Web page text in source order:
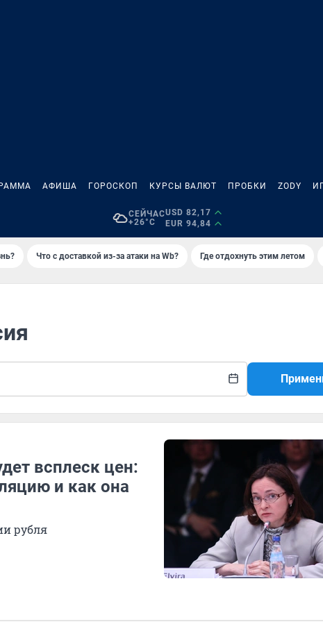
АФИША ГОРОСКОП КУРСЫ ВАЛЮТ ПРОБКИ ZODY
СЕЙЧАС
+26°C
USD 82,17
EUR 94,84
Что с доставкой из-за атаки на Wb? Где отдохнуть этим летом
всплеск цен:
и как она
рубля